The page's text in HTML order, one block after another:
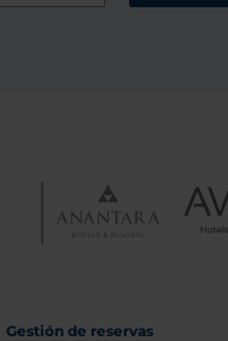
Gestión de reservas